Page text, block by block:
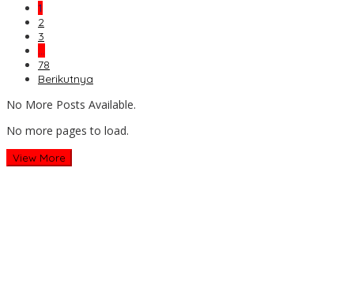
1
2
3
…
78
Berikutnya
No More Posts Available.
No more pages to load.
View More